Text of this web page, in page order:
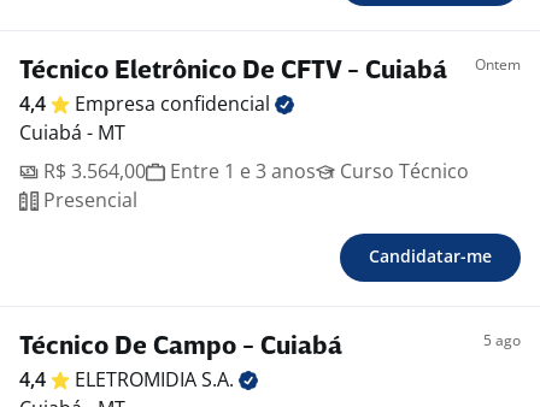
Técnico Eletrônico De CFTV - Cuiabá Ontem
4,4 Empresa confidencial
Cuiabá - MT
R$ 3.564,00
Entre 1 e 3 anos
Curso Técnico
Presencial
Candidatar-me
Técnico De Campo - Cuiabá 5 ago
4,4 ELETROMIDIAS.A.